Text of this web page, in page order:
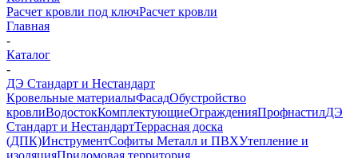
Расчет кровли под ключРасчет кровли
Главная
-
Каталог
-
ДЭ Стандарт и Нестандарт
Кровельные материалыФасадОбустройство
кровлиВодостокКомплектующиеОгражденияПрофнастилДЭ
Стандарт и НестандартТеррасная доска
(ДПК)ИнструментСофиты Металл и ПВХУтепление и
изоляцияПридомовая территория